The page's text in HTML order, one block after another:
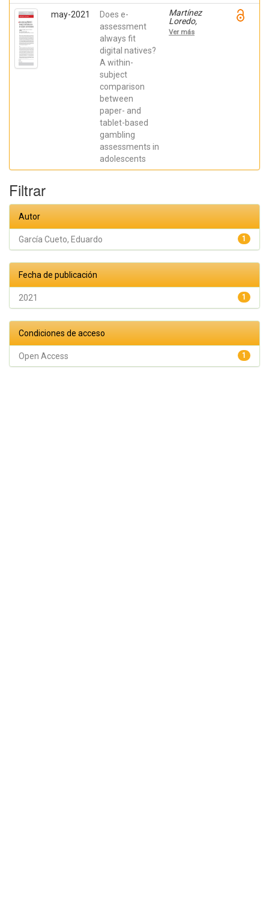
may-2021
Does e-
assessment
always fit
digital natives?
A within-
subject
comparison
between
paper- and
tablet-based
gambling
assessments in
adolescents
Martínez
Loredo,
Víctor;
González
Ver más
Filtrar
Autor
1
García Cueto, Eduardo
Fecha de publicación
1
2021
Condiciones de acceso
1
Open Access